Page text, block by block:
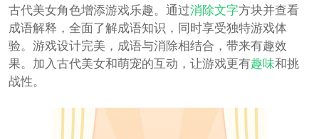
古代美女角色增添游戏乐趣。通过消除文字方块并查看
成语解释，全面了解成语知识，同时享受独特游戏体
验。游戏设计完美，成语与消除相结合，带来有趣效
果。加入古代美女和萌宠的互动，让游戏更有趣味和挑
战性。